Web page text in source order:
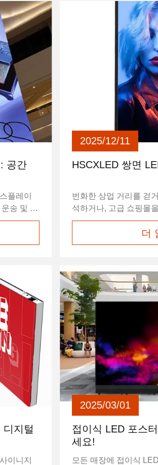
이 다용
, 공공 정
을 위한
다. 복
이 수직형
분야에서 빛을 발할 수
초박형 LED 디스플레
초박형 양면 LED 디스
로운 유형의 LED 디스
양쪽에 콘텐츠를 표시
LED 디스플레이 화...
공간
플레이
송 및 정
을 제공
얇음, 가
장점을
화시킵니
플레이 스
디스플
2025/12/11
HSCXLED 쌍면
번화한 상업 거리를 걷
석하거나, 고급 쇼핑몰
마도 양면 LED 디스플
니다. 이러한 LED 스크
시에 두 방향으로 영상
있습니다. 가장 일반적
거울 스타일 옵션까지
다양한 형태로 제공되
를 제공합니다. 양면
플레이 스크린 걸기, 쇼
면 LED 디스플...
더
지털
이니지
2025/03/01
접이식 LED 포스
세요!
모든 매장에 접이식